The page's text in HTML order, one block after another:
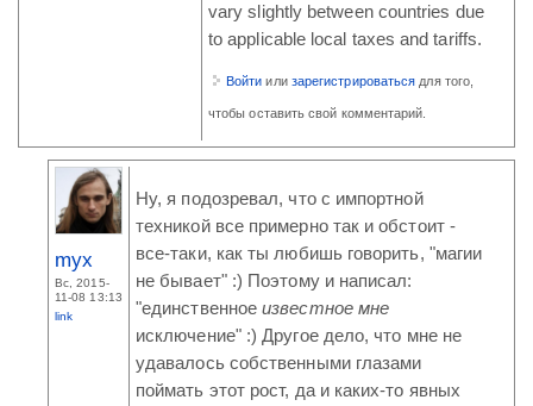
vary slightly between countries due
to applicable local taxes and tariffs.
Войти или зарегистрироваться для того,
чтобы оставить свой комментарий.
myx
Вс, 2015-
11-08 13:13
link
Ну, я подозревал, что с импортной
техникой все примерно так и обстоит -
все-таки, как ты любишь говорить, "магии
не бывает" :) Поэтому и написал:
"единственноеизвестное мне
исключение" :) Другое дело, что мне не
удавалось собственными глазами
поймать этот рост, да и каких-то явных